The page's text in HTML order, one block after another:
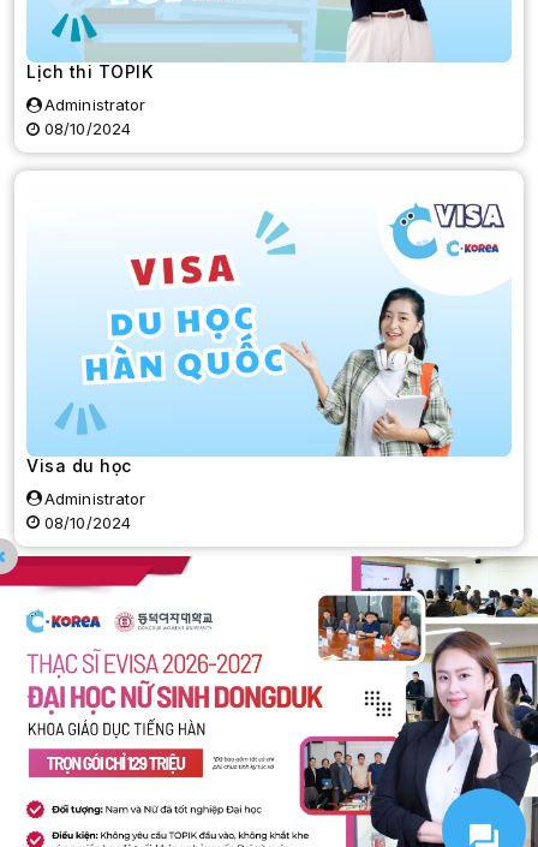
Lịch thi TOPIK
Administrator
08/10/2024
Visa du học
Administrator
08/10/2024